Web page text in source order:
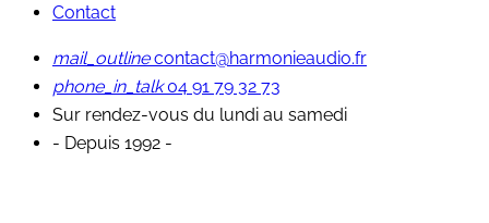
Contact
mail_outline contact@harmonieaudio.fr
phone_in_talk 04 91 79 32 73
Sur rendez-vous du lundi au samedi
- Depuis 1992 -